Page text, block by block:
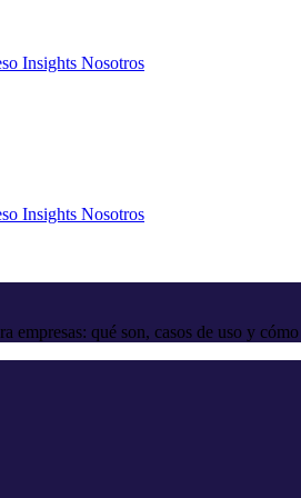
Insights Nosotros
Insights Nosotros
empresas: qué son, casos de uso y